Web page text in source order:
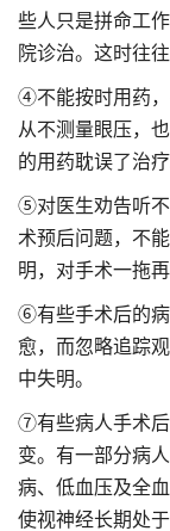
些人只是拼命工
院诊治。这时往
④不能按时用药，
从不测量眼压，
的用药耽误了治疗
⑤对医生劝告听
术预后问题，不
明，对手术一拖
⑥有些手术后的
愈，而忽略追踪
中失明。
⑦有些病人手术
变。有一部分病
病、低血压及全
使视神经长期处